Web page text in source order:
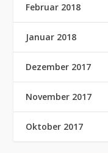
Februar 2018
Januar 2018
Dezember 2017
November 2017
Oktober 2017